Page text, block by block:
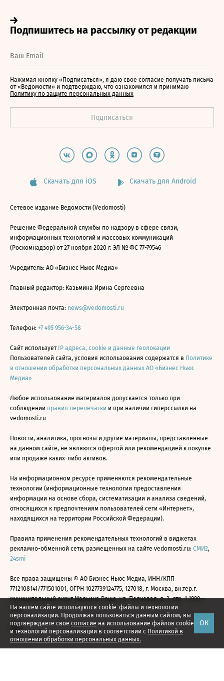
На нашем сайте используются cookie-файлы и технологии
персонализации. Продолжая пользоваться данным сайтом, вы
подтверждаете свое согласие на использование файлов cookie
и технологий персонализации в соответствии с Политикой в
отношении обработки персональных данных.
ОК
Нажимая кнопку «Подписаться», я даю свое согласие получать письма
от «Ведомости» и подтверждаю, что ознакомился и принимаю
Политику по защите персональных данных
Скачать для iOS Скачать для Android
Сетевое издание Ведомости (Vedomosti)
Решение Федеральной службы по надзору в сфере связи,
информационных технологий и массовых коммуникаций
(Роскомнадзор) от 27 ноября 2020 г. ЭЛ № ФС 77-79546
Учредитель: АО «Бизнес Ньюс Медиа»
Главный редактор: Казьмина Ирина Сергеевна
Электронная почта: news@vedomosti.ru
Телефон: +7 495 956-34-58
Сайт использует IP адреса, cookie и данные геолокации
Пользователей сайта, условия использования содержатся в Политике
в отношении обработки персональных данных АО «Бизнес Ньюс
Медиа»
Любое использование материалов допускается только при
соблюдении правил перепечатки и при наличии гиперссылки на
vedomosti.ru
Новости, аналитика, прогнозы и другие материалы, представленные
на данном сайте, не являются офертой или рекомендацией к покупке
или продаже каких-либо активов.
На информационном ресурсе применяются рекомендательные
технологии (информационные технологии предоставления
информации на основе сбора, систематизации и анализа сведений,
относящихся к предпочтениям пользователей сети «Интернет»,
находящихся на территории Российской Федерации).
Правила применения рекомендательных технологий в виджетах
рекламно-обменной сети, размещенных на сайте vedomosti.ru: СМИ2,
24smi
Все права защищены © АО Бизнес Ньюс Медиа, ИНН/КПП
7712108141/771501001, ОГРН 1027739124775, 127018, г. Москва, вн.тер.г.
муниципальный округ Марьина Роща, ул. Полковая, д. 3, стр. 1 1999—
2026